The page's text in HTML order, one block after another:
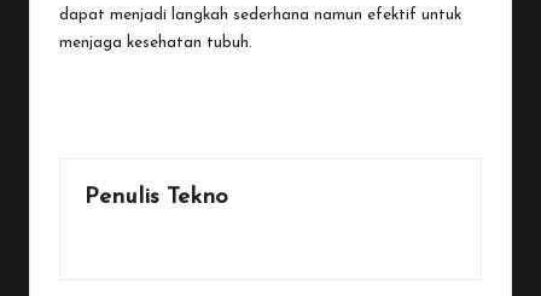
dapat menjadi langkah sederhana namun efektif untuk
menjaga kesehatan tubuh.
Penulis Tekno